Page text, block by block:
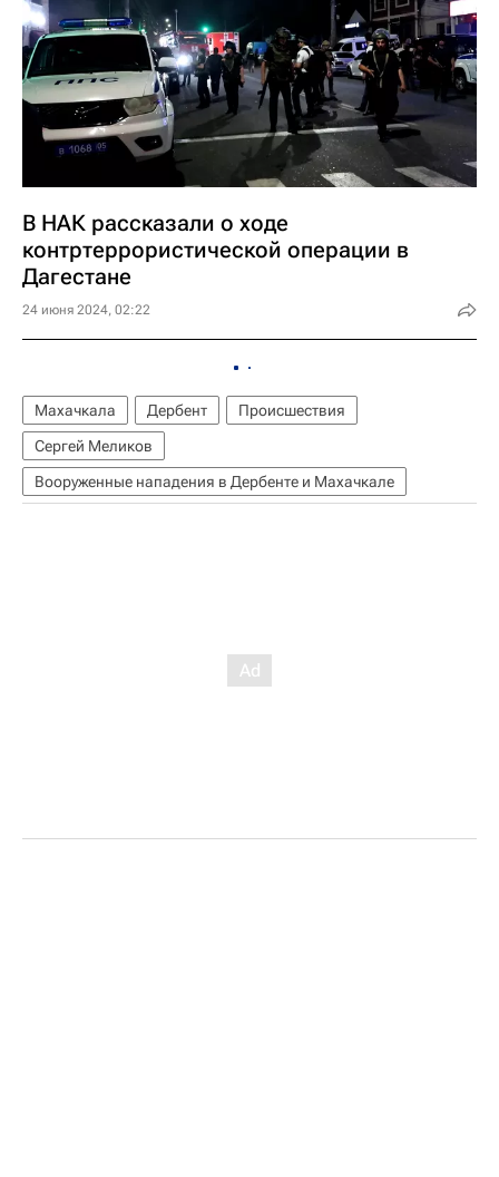
В НАК рассказали о ходе
контртеррористической операции в
Дагестане
24 июня 2024, 02:22
Махачкала Дербент
Происшествия
Сергей Меликов
Вооруженные нападения в Дербенте и Махачкале